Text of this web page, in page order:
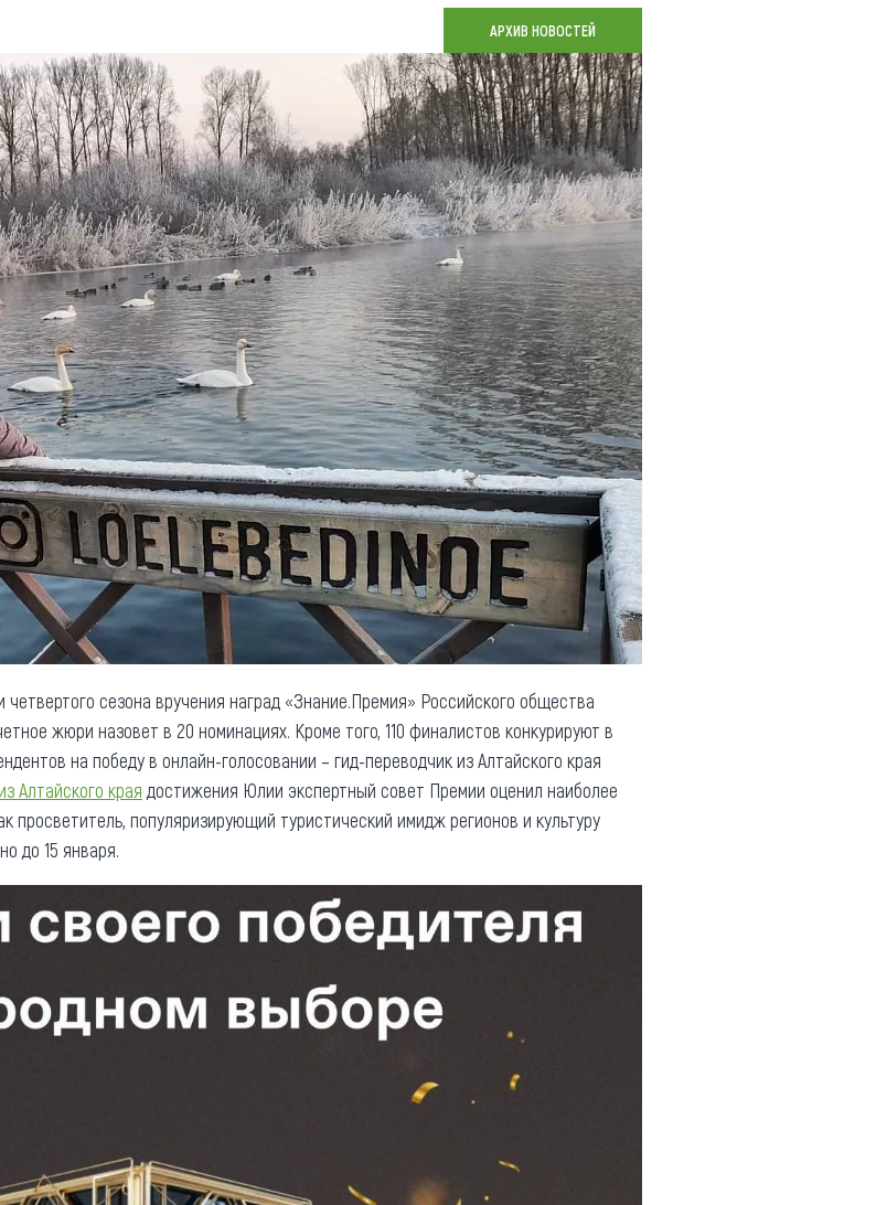
Общая информация
Как добраться
Люди, прославившие Алтай
Карты и буклеты
Коллекция впечатлений
Блог путешественника
Видеогалерея
Фотогалерея
АРХИВ НОВОСТЕЙ
сезона вручения наград «Знание.Премия» Российского общества
жюри назовет в 20 номинациях. Кроме того, 110 финалистов конкурируют в
на победу в онлайн-голосовании – гид-переводчик из Алтайского края
Алтайского края достижения Юлии экспертный совет Премии оценил наиболее
популяризирующий туристический имидж регионов и культуру
до 15 января.